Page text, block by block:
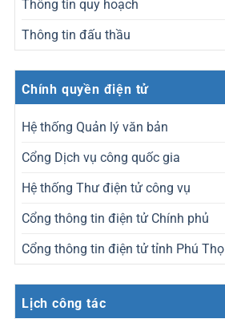
Thông tin quy hoạch
Thông tin đấu thầu
Chính quyền điện tử
Hệ thống Quản lý văn bản
Cổng Dịch vụ công quốc gia
Hệ thống Thư điện tử công vụ
Cổng thông tin điện tử Chính phủ
Cổng thông tin điện tử tỉnh Phú Thọ
Lịch công tác